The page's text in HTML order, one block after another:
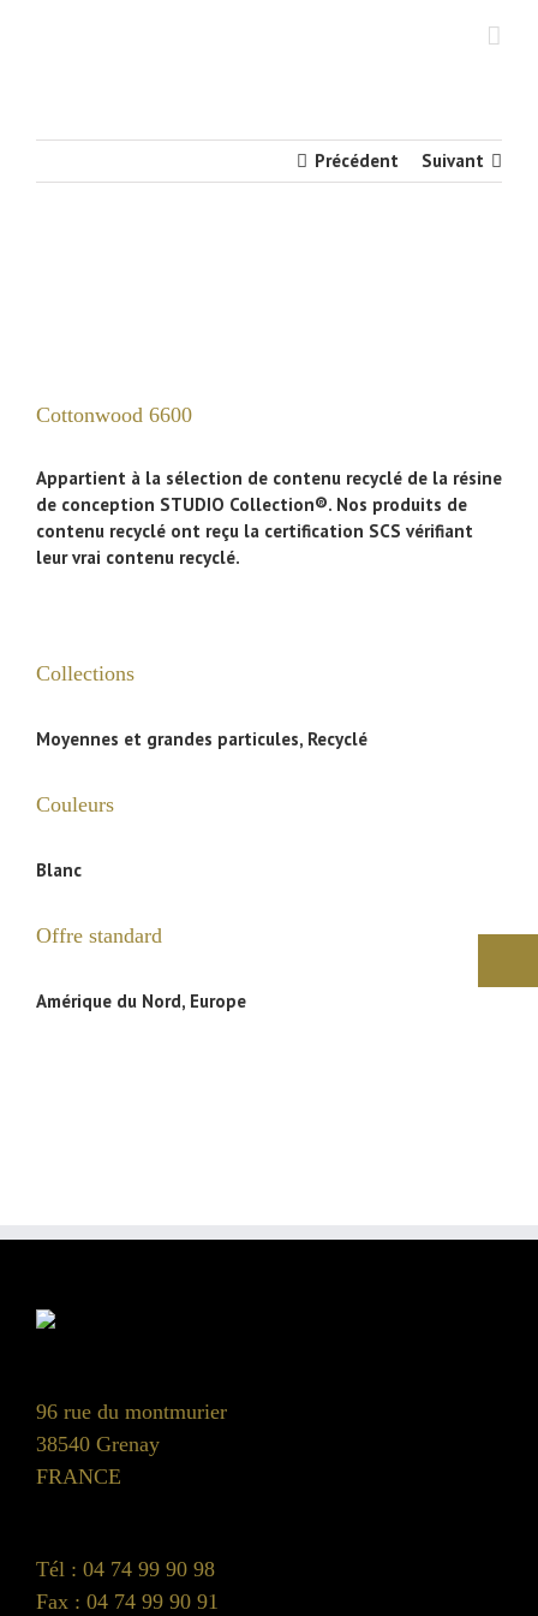
Précédent Suivant
Cottonwood 6600
Appartient à la sélection de contenu recyclé de la résine
de conception STUDIO Collection®. Nos produits de
contenu recyclé ont reçu la certification SCS vérifiant
leur vrai contenu recyclé.
Collections
Moyennes et grandes particules, Recyclé
Couleurs
Blanc
Offre standard
Amérique du Nord, Europe
96 rue du montmurier
38540 Grenay
FRANCE
Tél : 04 74 99 90 98
Fax : 04 74 99 90 91